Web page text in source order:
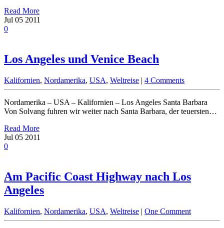
Read More
Jul 05 2011
0
Los Angeles und Venice Beach
Kalifornien, Nordamerika, USA, Weltreise | 4 Comments
Nordamerika – USA – Kalifornien – Los Angeles Santa Barbara
Von Solvang fuhren wir weiter nach Santa Barbara, der teuersten…
Read More
Jul 05 2011
0
Am Pacific Coast Highway nach Los
Angeles
Kalifornien, Nordamerika, USA, Weltreise | One Comment